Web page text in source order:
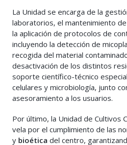
La Unidad se encarga de la
laboratorios, el mantenimiento
la aplicación de protocolos de
incluyendo la detección de
recogida del material
desactivación de los distintos
soporte científico-técnico
celulares y microbiología, junto
asesoramiento a los usuarios.
Por último, la Unidad de Cultivos
vela por el cumplimiento de las
y bioética del centro,